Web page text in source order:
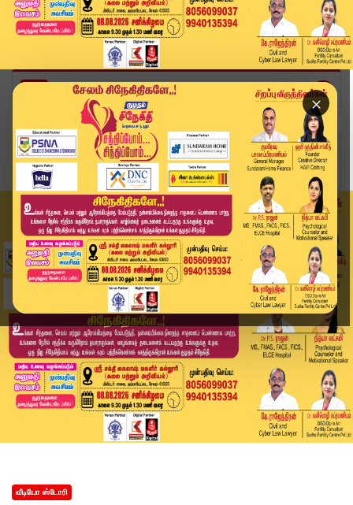
×
Home
வீடியோ ஸ்டோரி
"என் மகன் அரசியலுக்கு வரமாட்டார்" | Edappadi Pa...
வீடியோ ஸ்டோரி